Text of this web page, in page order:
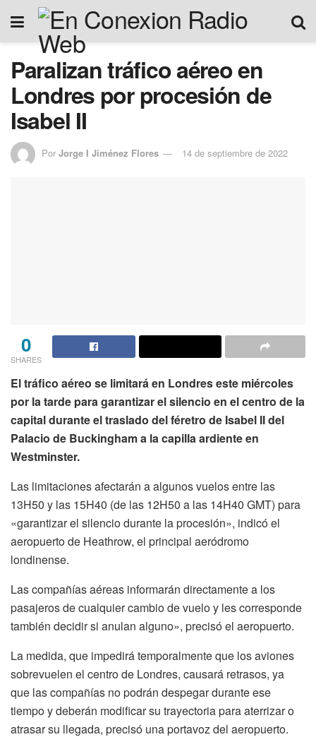
Paralizan tráfico aéreo en
Londres por procesión de
Isabel II
Por Jorge I Jiménez Flores 14 de septiembre de 2022
0
SHARES
El tráfico aéreo se limitará en Londres este miércoles
por la tarde para garantizar el silencio en el centro de la
capital durante el traslado del féretro de Isabel II del
Palacio de Buckingham a la capilla ardiente en
Westminster.
Las limitaciones afectarán a algunos vuelos entre las
13H50 y las 15H40 (de las 12H50 a las 14H40 GMT) para
«garantizar el silencio durante la procesión», indicó el
aeropuerto de Heathrow, el principal aeródromo
londinense.
Las compañías aéreas informarán directamente a los
pasajeros de cualquier cambio de vuelo y les corresponde
también decidir si anulan alguno», precisó el aeropuerto.
La medida, que impedirá temporalmente que los aviones
sobrevuelen el centro de Londres, causará retrasos, ya
que las compañías no podrán despegar durante ese
tiempo y deberán modificar su trayectoria para aterrizar o
atrasar su llegada, precisó una portavoz del aeropuerto.